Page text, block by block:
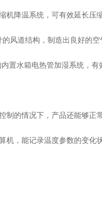
降温系统，可有效延长压
风道结构，制造出良好的空
置水箱电热管加湿系统，有
的情况下，产品还能够正
，能记录温度参数的变化